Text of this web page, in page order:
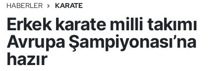
HABERLER KARATE
Erkek karate milli takımı
Avrupa Şampiyonası’na
hazır
Binicilik
Bisiklet